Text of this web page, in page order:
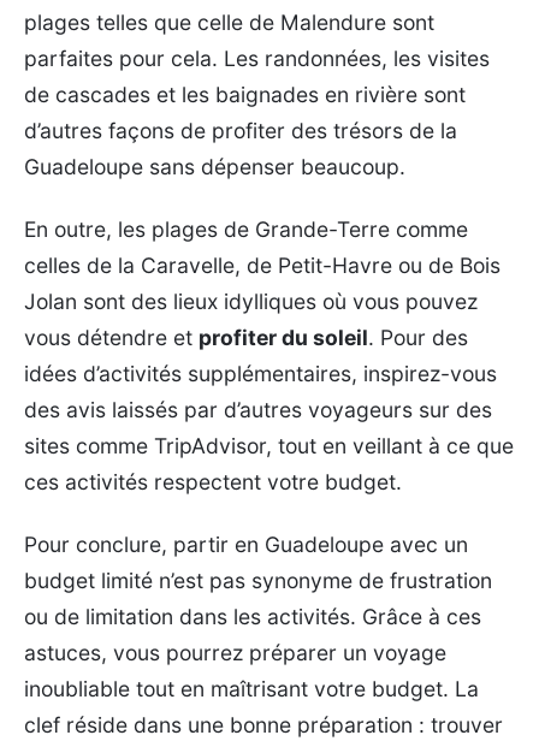
plages telles que celle de Malendure sont
parfaites pour cela. Les randonnées, les visites
de cascades et les baignades en rivière sont
d’autres façons de profiter des trésors de la
Guadeloupe sans dépenser beaucoup.
En outre, les plages de Grande-Terre comme
celles de la Caravelle, de Petit-Havre ou de Bois
Jolan sont des lieux idylliques où vous pouvez
vous détendre et profiter du soleil. Pour des
idées d’activités supplémentaires, inspirez-vous
des avis laissés par d’autres voyageurs sur des
sites comme TripAdvisor, tout en veillant à ce que
ces activités respectent votre budget.
Pour conclure, partir en Guadeloupe avec un
budget limité n’est pas synonyme de frustration
ou de limitation dans les activités. Grâce à ces
astuces, vous pourrez préparer un voyage
inoubliable tout en maîtrisant votre budget. La
clef réside dans une bonne préparation : trouver